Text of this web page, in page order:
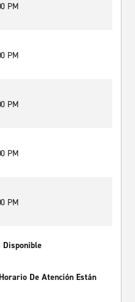
PM
PM
PM
PM
PM
Disponible
De Atención Están